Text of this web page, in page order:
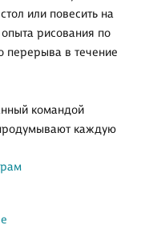
или повесить на
рисования по
перерыва в течение
командой
каждую